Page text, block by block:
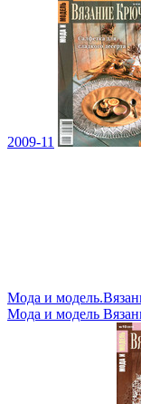
2009-11
Мода и
Мода и модель